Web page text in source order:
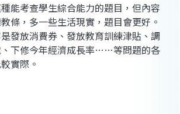
能考查學生綜合能力的題目，但內容
條，多一些生活現實，題目會更好。
發放消費券、發放教育訓練津貼、調
下修今年經濟成長率……等問題的各
實際。